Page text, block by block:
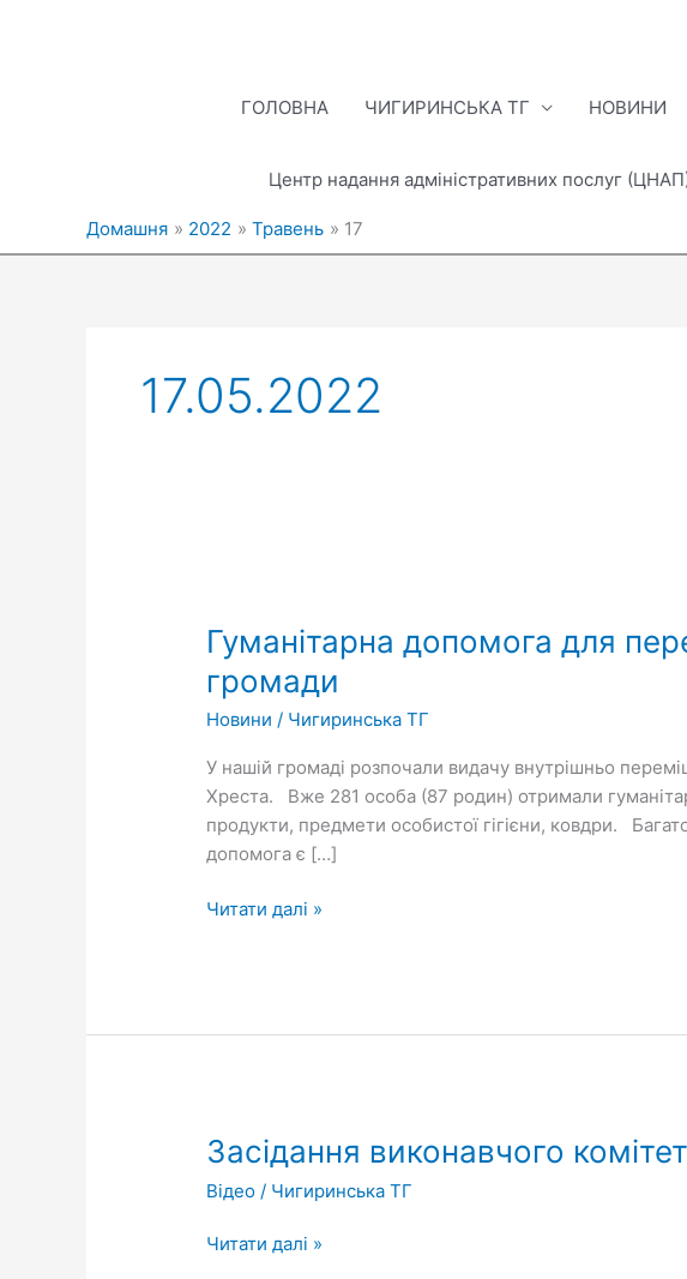
ГОЛОВНА
ЧИГИРИНСЬКА ТГ НОВИНИ
Центр надання адміністративних послуг
Домашня 2022 Травень 17
17.05.2022
Гуманітарна допомога для
громади
Новини / Чигиринська ТГ
У нашій громаді розпочали видачу внутрішньо
Хреста. Вже 281 особа (87 родин) отримали
продукти, предмети особистої гігієни, ковдри.
допомога є […]
для
переселенців
Чигиринської
міської
громади
Читати далі »
Засідання виконавчого
Відео / Чигиринська ТГ
Засідання
виконавчого
комітету
13.05.2022
Читати далі »